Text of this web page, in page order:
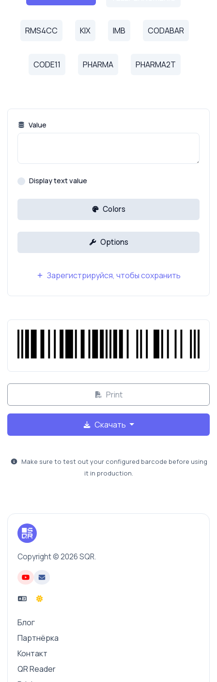
RMS4CC KIX IMB CODABAR
CODE11 PHARMA PHARMA2T
Value
Display text value
Colors
Options
Зарегистрируйся, чтобы сохранить
Print
Скачать
Make sure to test out your configured barcode before using
it in production.
Copyright © 2026 SQR.
Блог
Партнёрка
Контакт
QR Reader